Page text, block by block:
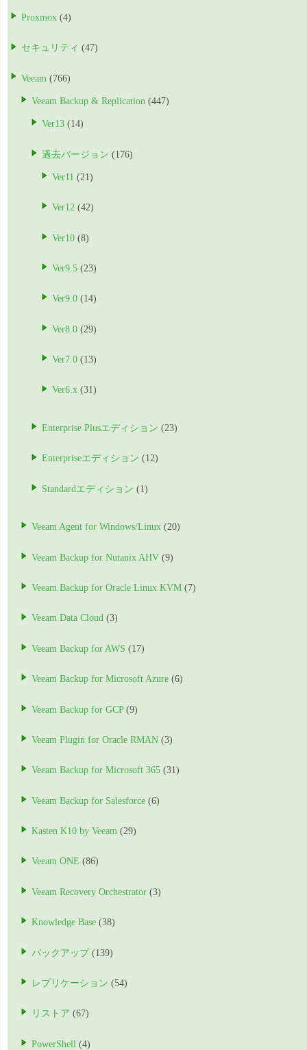
Proxmox (4)
セキュリティ (47)
Veeam (766)
Veeam Backup & Replication (447)
Ver13 (14)
過去バージョン (176)
Ver11 (21)
Ver12 (42)
Ver10 (8)
Ver9.5 (23)
Ver9.0 (14)
Ver8.0 (29)
Ver7.0 (13)
Ver6.x (31)
Enterprise Plusエディション (23)
Enterpriseエディション (12)
Standardエディション (1)
Veeam Agent for Windows/Linux (20)
Veeam Backup for Nutanix AHV (9)
Veeam Backup for Oracle Linux KVM (7)
Veeam Data Cloud (3)
Veeam Backup for AWS (17)
Veeam Backup for Microsoft Azure (6)
Veeam Backup for GCP(9)
Veeam Plugin for Oracle RMAN (3)
Veeam Backup for Microsoft 365 (31)
Veeam Backup for Salesforce (6)
Kasten K10 by Veeam (29)
Veeam ONE (86)
Veeam Recovery Orchestrator (3)
Knowledge Base (38)
バックアップ(139)
レプリケーション (54)
リストア (67)
PowerShell (4)